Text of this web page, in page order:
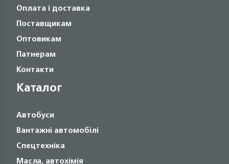
Оплата і доставка
Поставщикам
Оптовикам
Патнерам
Контакти
Каталог
Автобуси
Вантажні автомобілі
Спецтехніка
Масла, автохімія